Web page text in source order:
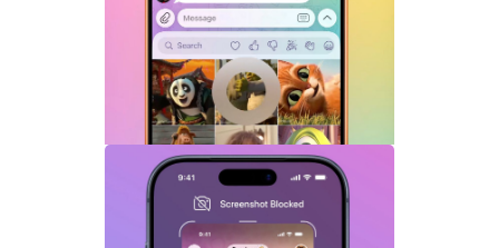
复实时生成体验升级
Telegram GIF标题功能上线：动态图也能